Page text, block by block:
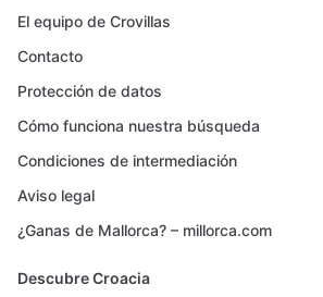
El equipo de Crovillas
Contacto
Protección de datos
Cómo funciona nuestra búsqueda
Condiciones de intermediación
Aviso legal
¿Ganas de Mallorca? – millorca.com
Descubre Croacia